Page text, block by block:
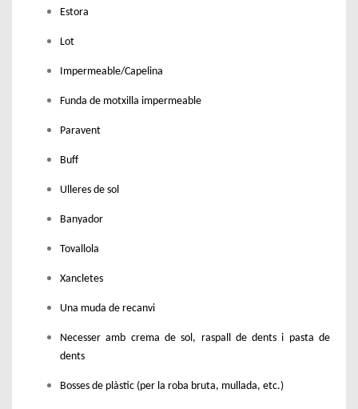
Estora
Lot
Impermeable/Capelina
Funda de motxilla impermeable
Paravent
Buff
Ulleres de sol
Banyador
Tovallola
Xancletes
Una muda de recanvi
Necesser amb crema de sol, raspall de dents i pasta de
dents
Bosses de plàstic (per la roba bruta, mullada, etc.)